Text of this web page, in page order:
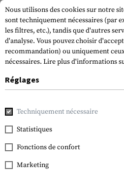
JTG
Bloodtype Rubber
Patch 0 Pos
Nous utilisons des cookies sur notre
sont techniquement nécessaires (par
les filtres, etc.), tandis que d'autres
d'analyse. Vous pouvez choisir
recommandation) ou uniquement
nécessaires. Lire plus d'informations
Réglages
Techniquement nécessaire
Statistiques
Fonctions de confort
Marketing